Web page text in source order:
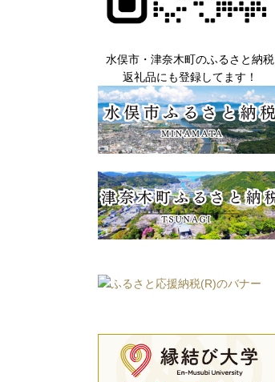
水俣市・津奈木町のふるさと納税
返礼品にも登録してます！